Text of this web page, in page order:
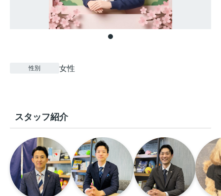
性別 女性
スタッフ紹介